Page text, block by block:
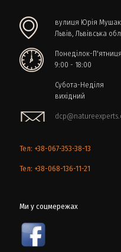
вулиця Юрія
Львів, Львівська
Понеділок-П'ятниця
9:00 - 18:00
Субота-Неділя
вихідний
Тел: +38-067-353-38-13
Тел: +38-068-136-11-21
Ми у соцмережах